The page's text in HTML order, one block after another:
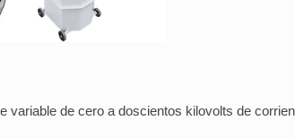
de cero a doscientos kilovolts de